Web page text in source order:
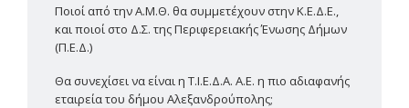
Ποιοί από την Α.Μ.Θ. θα συμμετέχουν στην Κ.Ε.Δ.Ε.,
και ποιοί στο Δ.Σ. της Περιφερειακής Ένωσης Δήμων
(Π.Ε.Δ.)
Θα συνεχίσει να είναι η Τ.Ι.Ε.Δ.Α. Α.Ε. η πιο αδιαφανής
εταιρεία του δήμου Αλεξανδρούπολης;